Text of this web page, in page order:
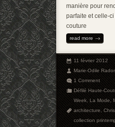
manière pour
parfaite et celle-
couture
read more
11 février 2012
Marie-Odile
1 Comment
Défilé Haute-
Week,La Mode,
architecture,
collection